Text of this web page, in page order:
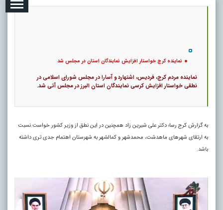
نماینده کرج خواستار افزایش نمایندگان استان در مجلس شد
نماینده مردم کرج، فردیس، اشتهارد و آسارا در مجلس شورای اسلامی در
نطقی خواستار افزایش کرسی نمایندگان استان البرز در مجلس آتی شد.
به گزارش کرج رسا؛ دکتر علی شیرین زاد همچنین در این نطق از وزیر کشور خواست نسبت
به ارتقای شهرهای ماهدشت، محمدشهر و کمالشهر به شهرستان اهتمام جدی تری داشته
باشد.
نمایشگر
ویدیو